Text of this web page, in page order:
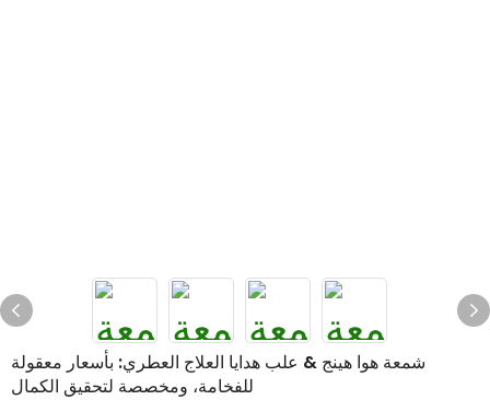
شمعة هوا هينج & علب هدايا العلاج العطري: بأسعار معقولة
للفخامة، ومخصصة لتحقيق الكمال